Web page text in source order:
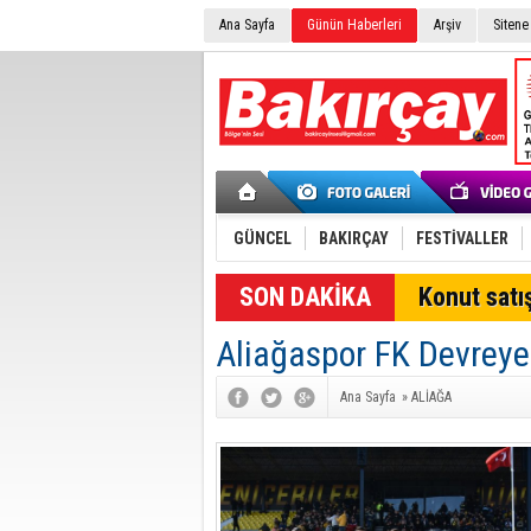
Ana Sayfa Günün Haberleri Arşiv
GÜNCEL BAKIRÇAY FESTİVALLER
Konut
Aliağaspor FK
Ana Sayfa » ALİAĞA